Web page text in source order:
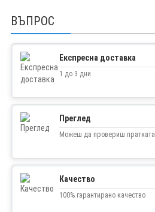
ВЪПРОС
Експресна доставка
1 до 3 дни
Преглед
Можеш да провериш пратката
Качество
100% гарантирано качество